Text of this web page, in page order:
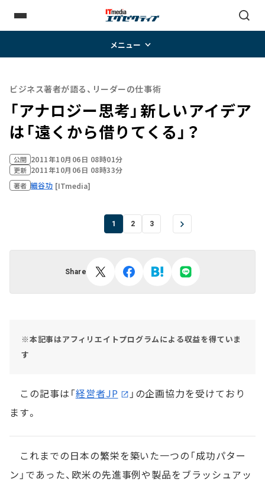
メニュー
ビジネス著者が語る、リーダーの仕事術
「アナロジー思考」――新しいアイデア
は「遠くから借りてくる」？
公開 2011年10月06日 08時01分
更新 2011年10月06日 08時33分
著者 細谷功 [ITmedia]
1 2 3
Share
※本記事はアフィリエイトプログラムによる収益を得ていま
す
この記事は「経営者JP
」の企画協力を受けており
ます。
これまでの日本の繁栄を築いた一つの「成功パター
ン」であった、欧米の先進事例や製品をブラッシュアッ